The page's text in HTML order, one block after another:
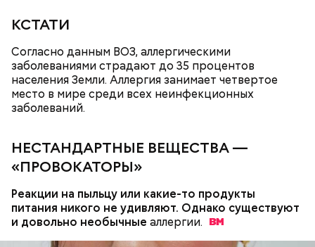
КСТАТИ
Согласно данным ВОЗ, аллергическими
заболеваниями страдают до 35 процентов
населения Земли. Аллергия занимает четвертое
место в мире среди всех неинфекционных
заболеваний.
НЕСТАНДАРТНЫЕ ВЕЩЕСТВА —
«ПРОВОКАТОРЫ»
Реакции на пыльцу или какие-то продукты
питания никого не удивляют. Однако существуют
и довольно необычные аллергии.
Ингредиенты: